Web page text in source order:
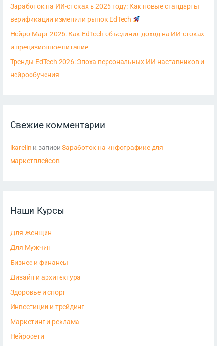
Заработок на ИИ-стоках в 2026 году: Как новые стандарты
верификации изменили рынок EdTech
Нейро-Март 2026: Как EdTech объединил доход на ИИ-стоках
и прецизионное питание
Тренды EdTech 2026: Эпоха персональных ИИ-наставников и
нейрообучения
Свежие комментарии
ikarelin к записиЗаработок на инфографике для
маркетплейсов
Наши Курсы
Для Женщин
Для Мужчин
Бизнес и финансы
Дизайн и архитектура
Здоровье и спорт
Инвестиции и трейдинг
Маркетинг и реклама
Нейросети